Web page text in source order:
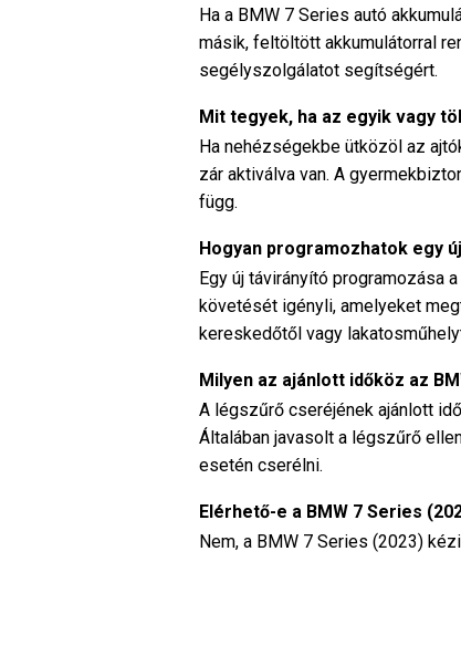
Ha a BMW 7 Series autó
másik, feltöltött akkumulátorral
segélyszolgálatot segítségért.
Mit tegyek, ha az egyik vagy
Ha nehézségekbe ütközöl az
zár aktiválva van. A
függ.
Hogyan programozhatok egy
Egy új távirányító programozása
követését igényli, amelyeket
kereskedőtől vagy
Milyen az ajánlott időköz az
A légszűrő cseréjének ajánlott
Általában javasolt a légszűrő
esetén cserélni.
Elérhető-e a BMW 7 Series
Nem, a BMW 7 Series (2023)